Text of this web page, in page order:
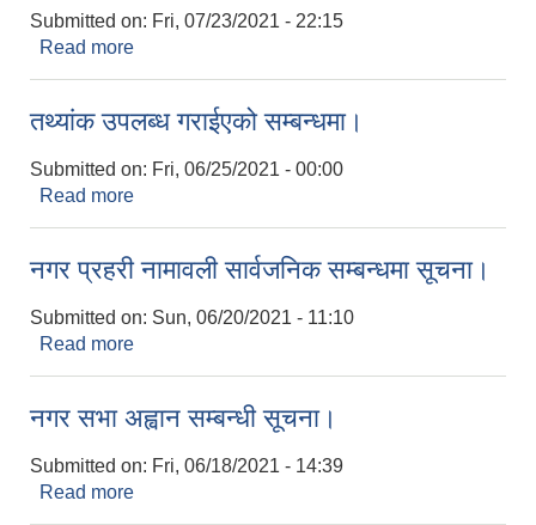
Submitted on: Fri, 07/23/2021 - 22:15
Read more
तथ्यांक उपलब्ध गराईएको सम्बन्धमा।
Submitted on: Fri, 06/25/2021 - 00:00
Read more
नगर प्रहरी नामावली सार्वजनिक सम्बन्धमा सूचना।
Submitted on: Sun, 06/20/2021 - 11:10
Read more
नगर सभा अह्वान सम्बन्धी सूचना।
Submitted on: Fri, 06/18/2021 - 14:39
Read more